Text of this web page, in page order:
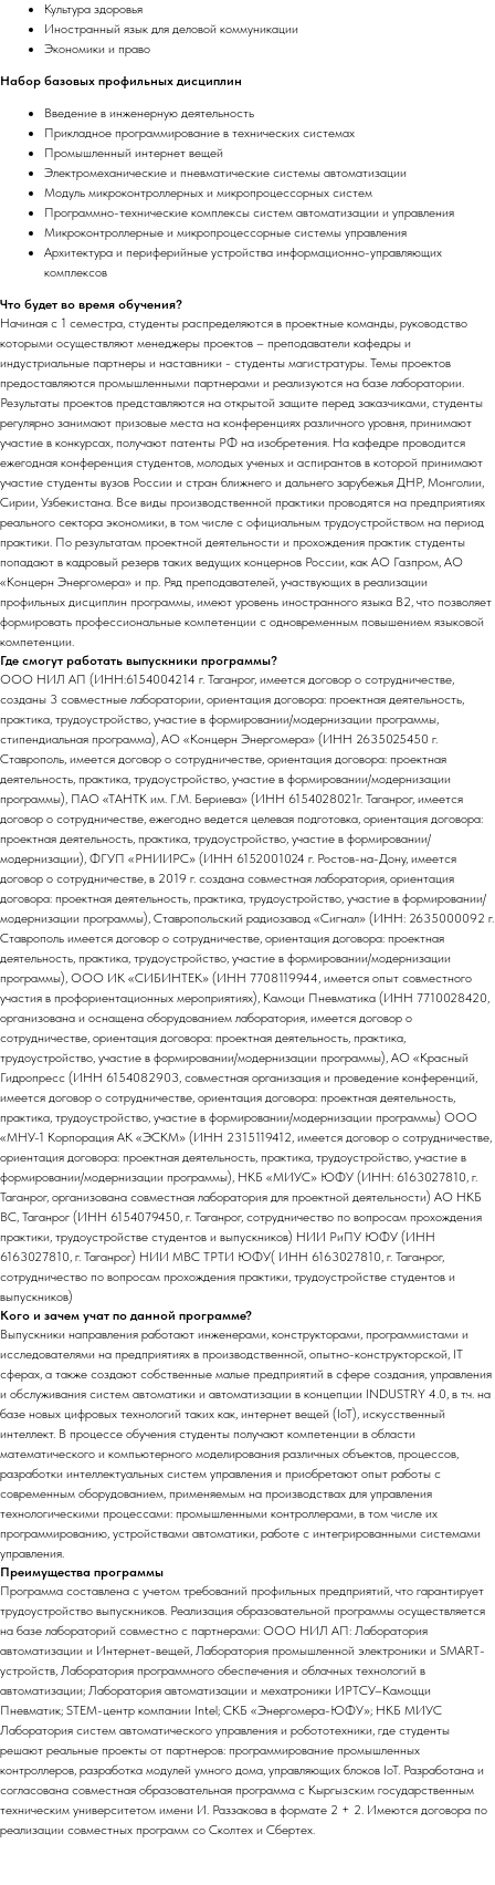
Культура здоровья
Иностранный язык для деловой коммуникации
Экономики и право
Набор базовых профильных дисциплин
Введение в инженерную деятельность
Прикладное программирование в технических системах
Промышленный интернет вещей
Электромеханические и пневматические системы автоматизации
Модуль микроконтроллерных и микропроцессорных систем
Программно-технические комплексы систем автоматизации и управления
Микроконтроллерные и микропроцессорные системы управления
Архитектура и периферийные устройства информационно-управляющих
комплексов
Что будет во время обучения?
Начиная с 1 семестра, студенты распределяются в проектные команды, руководство
которыми осуществляют менеджеры проектов – преподаватели кафедры и
индустриальные партнеры и наставники - студенты магистратуры. Темы проектов
предоставляются промышленными партнерами и реализуются на базе лаборатории.
Результаты проектов представляются на открытой защите перед заказчиками, студенты
регулярно занимают призовые места на конференциях различного уровня, принимают
участие в конкурсах, получают патенты РФ на изобретения. На кафедре проводится
ежегодная конференция студентов, молодых ученых и аспирантов в которой принимают
участие студенты вузов России и стран ближнего и дальнего зарубежья ДНР, Монголии,
Сирии, Узбекистана. Все виды производственной практики проводятся на предприятиях
реального сектора экономики, в том числе с официальным трудоустройством на период
практики. По результатам проектной деятельности и прохождения практик студенты
попадают в кадровый резерв таких ведущих концернов России, как АО Газпром, АО
«Концерн Энергомера» и пр. Ряд преподавателей, участвующих в реализации
профильных дисциплин программы, имеют уровень иностранного языка В2, что позволяет
формировать профессиональные компетенции с одновременным повышением языковой
компетенции.
Где смогут работать выпускники программы?
ООО НИЛ АП (ИНН:6154004214 г. Таганрог, имеется договор о сотрудничестве,
созданы 3 совместные лаборатории, ориентация договора: проектная деятельность,
практика, трудоустройство, участие в формировании/модернизации программы,
стипендиальная программа), АО «Концерн Энергомера» (ИНН 2635025450 г.
Ставрополь, имеется договор о сотрудничестве, ориентация договора: проектная
деятельность, практика, трудоустройство, участие в формировании/модернизации
программы), ПАО «ТАНТК им. Г.М. Бериева» (ИНН 6154028021г. Таганрог, имеется
договор о сотрудничестве, ежегодно ведется целевая подготовка, ориентация договора:
проектная деятельность, практика, трудоустройство, участие в формировании/
модернизации), ФГУП «РНИИРС» (ИНН 6152001024 г. Ростов-на-Дону, имеется
договор о сотрудничестве, в 2019 г. создана совместная лаборатория, ориентация
договора: проектная деятельность, практика, трудоустройство, участие в формировании/
модернизации программы), Ставропольский радиозавод «Сигнал» (ИНН: 2635000092 г.
Ставрополь имеется договор о сотрудничестве, ориентация договора: проектная
деятельность, практика, трудоустройство, участие в формировании/модернизации
программы), ООО ИК «СИБИНТЕК» (ИНН 7708119944, имеется опыт совместного
участия в профориентационных мероприятиях), Камоци Пневматика (ИНН 7710028420,
организована и оснащена оборудованием лаборатория, имеется договор о
сотрудничестве, ориентация договора: проектная деятельность, практика,
трудоустройство, участие в формировании/модернизации программы), АО «Красный
Гидропресс (ИНН 6154082903, совместная организация и проведение конференций,
имеется договор о сотрудничестве, ориентация договора: проектная деятельность,
практика, трудоустройство, участие в формировании/модернизации программы) ООО
«МНУ-1 Корпорация АК «ЭСКМ» (ИНН 2315119412, имеется договор о сотрудничестве,
ориентация договора: проектная деятельность, практика, трудоустройство, участие в
формировании/модернизации программы), НКБ «МИУС» ЮФУ (ИНН: 6163027810, г.
Таганрог, организована совместная лаборатория для проектной деятельности) АО НКБ
ВС, Таганрог (ИНН 6154079450, г. Таганрог, сотрудничество по вопросам прохождения
практики, трудоустройстве студентов и выпускников) НИИ РиПУ ЮФУ (ИНН
6163027810, г. Таганрог) НИИ МВС ТРТИ ЮФУ( ИНН 6163027810, г. Таганрог,
сотрудничество по вопросам прохождения практики, трудоустройстве студентов и
выпускников)
Кого и зачем учат по данной программе?
Выпускники направления работают инженерами, конструкторами, программистами и
исследователями на предприятиях в производственной, опытно-конструкторской, IT
сферах, а также создают собственные малые предприятий в сфере создания, управления
и обслуживания систем автоматики и автоматизации в концепции INDUSTRY 4.0, в т.ч. на
базе новых цифровых технологий таких как, интернет вещей (IoT), искусственный
интеллект. В процессе обучения студенты получают компетенции в области
математического и компьютерного моделирования различных объектов, процессов,
разработки интеллектуальных систем управления и приобретают опыт работы с
современным оборудованием, применяемым на производствах для управления
технологическими процессами: промышленными контроллерами, в том числе их
программированию, устройствами автоматики, работе с интегрированными системами
управления.
Преимущества программы
Программа составлена с учетом требований профильных предприятий, что гарантирует
трудоустройство выпускников. Реализация образовательной программы осуществляется
на базе лабораторий совместно с партнерами: ООО НИЛ АП: Лаборатория
автоматизации и Интернет-вещей, Лаборатория промышленной электроники и SMART-
устройств, Лаборатория программного обеспечения и облачных технологий в
автоматизации; Лаборатория автоматизации и мехатроники ИРТСУ–Камоцци
Пневматик; STEM-центр компании Intel; СКБ «Энергомера-ЮФУ»; НКБ МИУС
Лаборатория систем автоматического управления и робототехники, где студенты
решают реальные проекты от партнеров: программирование промышленных
контроллеров, разработка модулей умного дома, управляющих блоков IoT. Разработана и
согласована совместная образовательная программа с Кыргызским государственным
техническим университетом имени И. Раззакова в формате 2 + 2. Имеются договора по
реализации совместных программ со Сколтех и Сбертех.